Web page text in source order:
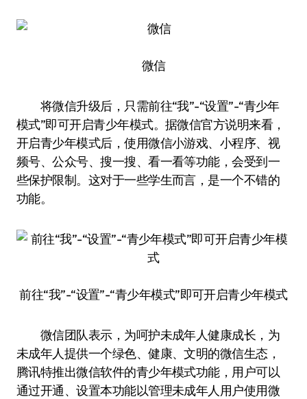
微信
将微信升级后，只需前往“我”-“设置”-“青少年
模式”即可开启青少年模式。据微信官方说明来看，
开启青少年模式后，使用微信小游戏、小程序、视
频号、公众号、搜一搜、看一看等功能，会受到一
些保护限制。这对于一些学生而言，是一个不错的
功能。
前往“我”-“设置”-“青少年模式”即可开启青少年模式
微信团队表示，为呵护未成年人健康成长，为
未成年人提供一个绿色、健康、文明的微信生态，
腾讯特推出微信软件的青少年模式功能，用户可以
通过开通、设置本功能以管理未成年人用户使用微